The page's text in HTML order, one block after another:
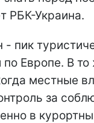
РБК-Украина.
- пик
по Европе. В
местные
за
в